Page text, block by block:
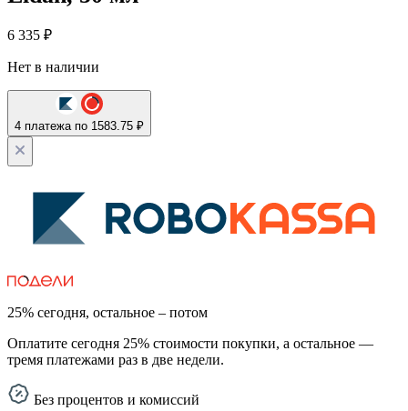
6 335 ₽
Нет в наличии
4 платежа по 1583.75 ₽
25% сегодня, остальное – потом
Оплатите сегодня 25% стоимости покупки, а остальное —
тремя платежами раз в две недели.
Без процентов и комиссий